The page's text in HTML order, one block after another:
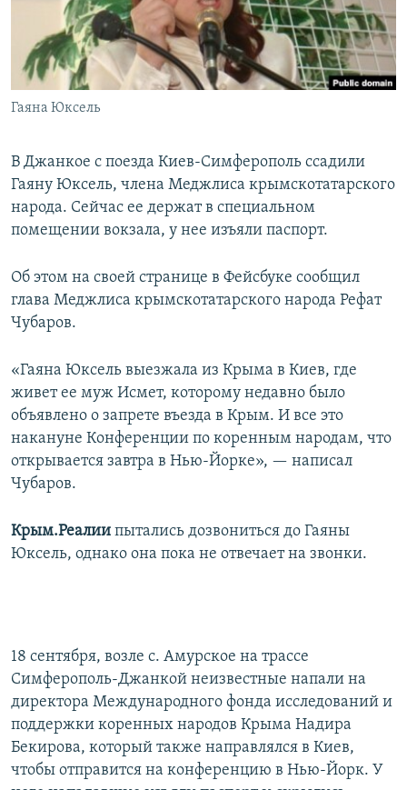
ПОБЕДИТЕЛЕЙ НЕ СУДЯТ?
КРЫМ.НЕПОКОРЕННЫЙ
ELIFBE
УКРАИНСКАЯ ПРОБЛЕМА КРЫМА
ПРИСОЕДИНЯЙТЕСЬ!
Гаяна Юксель
В Джанкое с поезда Киев-Симферополь ссадили
Гаяну Юксель, члена Меджлиса крымскотатарского
народа. Сейчас ее держат в специальном
помещении вокзала, у нее изъяли паспорт.
Об этом на своей странице в Фейсбуке сообщил
глава Меджлиса крымскотатарского народа Рефат
Чубаров.
«Гаяна Юксель выезжала из Крыма в Киев, где
живет ее муж Исмет, которому недавно было
объявлено о запрете въезда в Крым. И все это
накануне Конференции по коренным народам, что
открывается завтра в Нью-Йорке», — написал
Чубаров.
Крым.Реалии пытались дозвониться до Гаяны
Юксель, однако она пока не отвечает на звонки.
18 сентября, возле с. Амурское на трассе
Симферополь-Джанкой неизвестные напали на
директора Международного фонда исследований и
поддержки коренных народов Крыма Надира
Бекирова, который также направлялся в Киев,
чтобы отправится на конференцию в Нью-Йорк. У